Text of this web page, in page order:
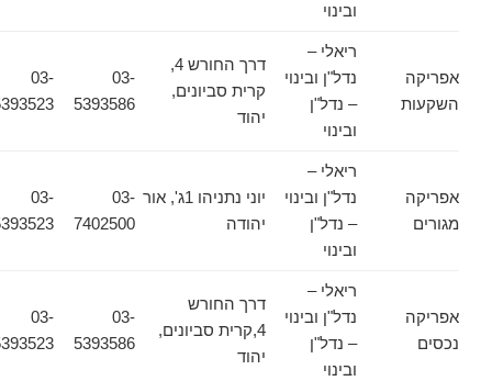
ובינוי
אפריקה
השקעות
ריאלי –
נדל"ן ובינוי
– נדל"ן
ובינוי
דרך החורש 4,
קרית סביונים,
יהוד
03-
5393586
03-
5393523
אפריקה
מגורים
ריאלי –
נדל"ן ובינוי
– נדל"ן
ובינוי
יוני נתניהו 1ג', אור
יהודה
03-
7402500
03-
5393523
אפריקה
נכסים
ריאלי –
נדל"ן ובינוי
– נדל"ן
ובינוי
דרך החורש
4,קרית סביונים,
יהוד
03-
5393586
03-
5393523